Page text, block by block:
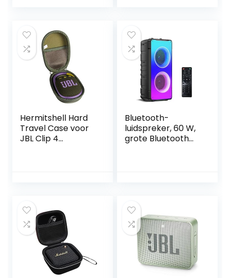
Champagne/Pros
ecco, Chill Soft
Drinks, Up to 6
Hours Play Time, 10
Hermitshell Hard
Travel Case voor
JBL Clip 4
Bluetooth-
luidspreker, 60 W,
grote Bluetooth
ledverlichting,
10.000 batterij,
outdoor
luidspreker voor
feestjes, thuis,